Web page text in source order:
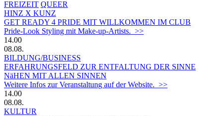
FREIZEIT QUEER
HINZ X KUNZ
GET READY 4 PRIDE MIT WILLKOMMEN IM CLUB
Pride-Look Styling mit Make-up-Artists. >>
14.00
08.08.
BILDUNG/BUSINESS
ERFAHRUNGSFELD ZUR ENTFALTUNG DER SINNE
NäHEN MIT ALLEN SINNEN
Weitere Infos zur Veranstaltung auf der Website. >>
14.00
08.08.
KULTUR